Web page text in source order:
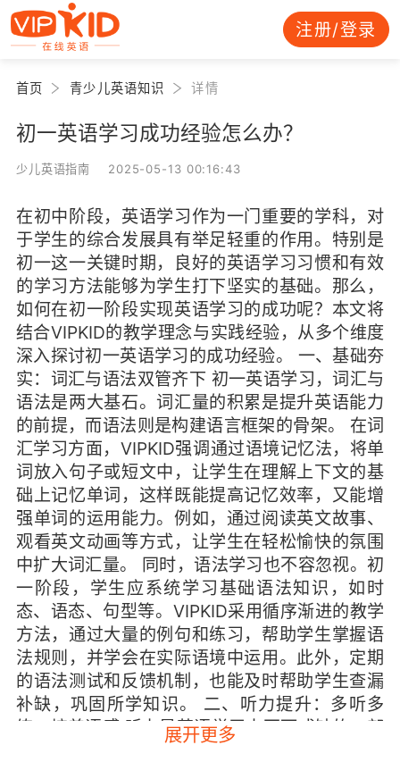
注册/登录
首页 青少儿英语知识 详情
初一英语学习成功经验怎么办？
少儿英语指南 2025-05-13 00:16:43
在初中阶段，英语学习作为一门重要的学科，对
于学生的综合发展具有举足轻重的作用。特别是
初一这一关键时期，良好的英语学习习惯和有效
的学习方法能够为学生打下坚实的基础。那么，
如何在初一阶段实现英语学习的成功呢？本文将
结合VIPKID的教学理念与实践经验，从多个维度
深入探讨初一英语学习的成功经验。 一、基础夯
实：词汇与语法双管齐下 初一英语学习，词汇与
语法是两大基石。词汇量的积累是提升英语能力
的前提，而语法则是构建语言框架的骨架。 在词
汇学习方面，VIPKID强调通过语境记忆法，将单
词放入句子或短文中，让学生在理解上下文的基
础上记忆单词，这样既能提高记忆效率，又能增
强单词的运用能力。例如，通过阅读英文故事、
观看英文动画等方式，让学生在轻松愉快的氛围
中扩大词汇量。 同时，语法学习也不容忽视。初
一阶段，学生应系统学习基础语法知识，如时
态、语态、句型等。VIPKID采用循序渐进的教学
方法，通过大量的例句和练习，帮助学生掌握语
法规则，并学会在实际语境中运用。此外，定期
的语法测试和反馈机制，也能及时帮助学生查漏
补缺，巩固所学知识。 二、听力提升：多听多
练，培养语感 听力是英语学习中不可或缺的一部
分，也是初一学生普遍感到困难的环节。为了提
展开更多